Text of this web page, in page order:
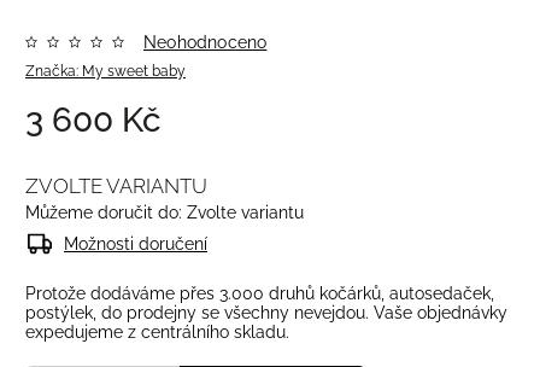
Značka: My sweet baby
Neohodnoceno
3 600 Kč
ZVOLTE VARIANTU
Můžeme doručit do: Zvolte variantu
Možnosti doručení
Protože dodáváme přes 3.000 druhů kočárků, autosedaček,
postýlek, do prodejny se všechny nevejdou. Vaše objednávky
expedujeme z centrálního skladu.